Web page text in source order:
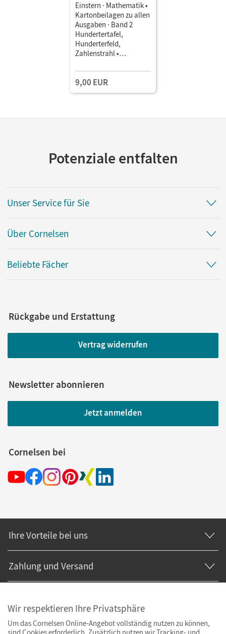
Einstern · Mathematik •
Kartonbeilagen zu allen
Ausgaben · Band 2
Hundertertafel,
Hunderterfeld,
Zahlenstrahl •
Stück im Beutel
9,00 EUR
Potenziale entfalten
Unser Service für Sie
Über Cornelsen
Beliebte Fächer
Rückgabe und Erstattung
Vertrag widerrufen
Newsletter abonnieren
Jetzt anmelden
Cornelsen bei
Ihre Vorteile bei uns
Zahlung und Versand
Wir respektieren Ihre Privatsphäre
Um das Cornelsen Online-Angebot vollständig nutzen zu können,